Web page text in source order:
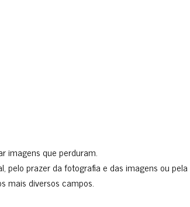
imagens que perduram.
pelo prazer da fotografia e das imagens ou pela
mais diversos campos.